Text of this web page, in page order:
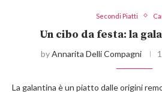
Secondi Piatti
Un cibo da festa: la
byAnnarita Delli Compagni
La galantina è un piatto dalle origini